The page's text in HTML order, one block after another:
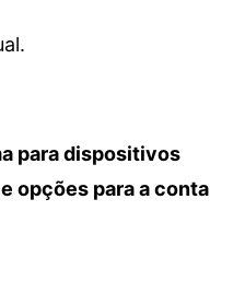
para dispositivos
opções para a conta